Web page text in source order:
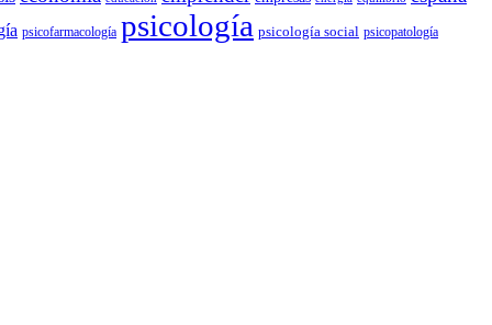
psicofarmacología psicología psicología social psicopatología